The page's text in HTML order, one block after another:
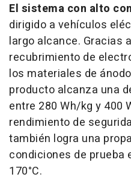
El sistema con alto
dirigido a vehículos
largo alcance. Gracias
recubrimiento de
los materiales de
producto alcanza una
entre 280 Wh/kg y 400
rendimiento de
también logra una
condiciones de prueba
170°C.